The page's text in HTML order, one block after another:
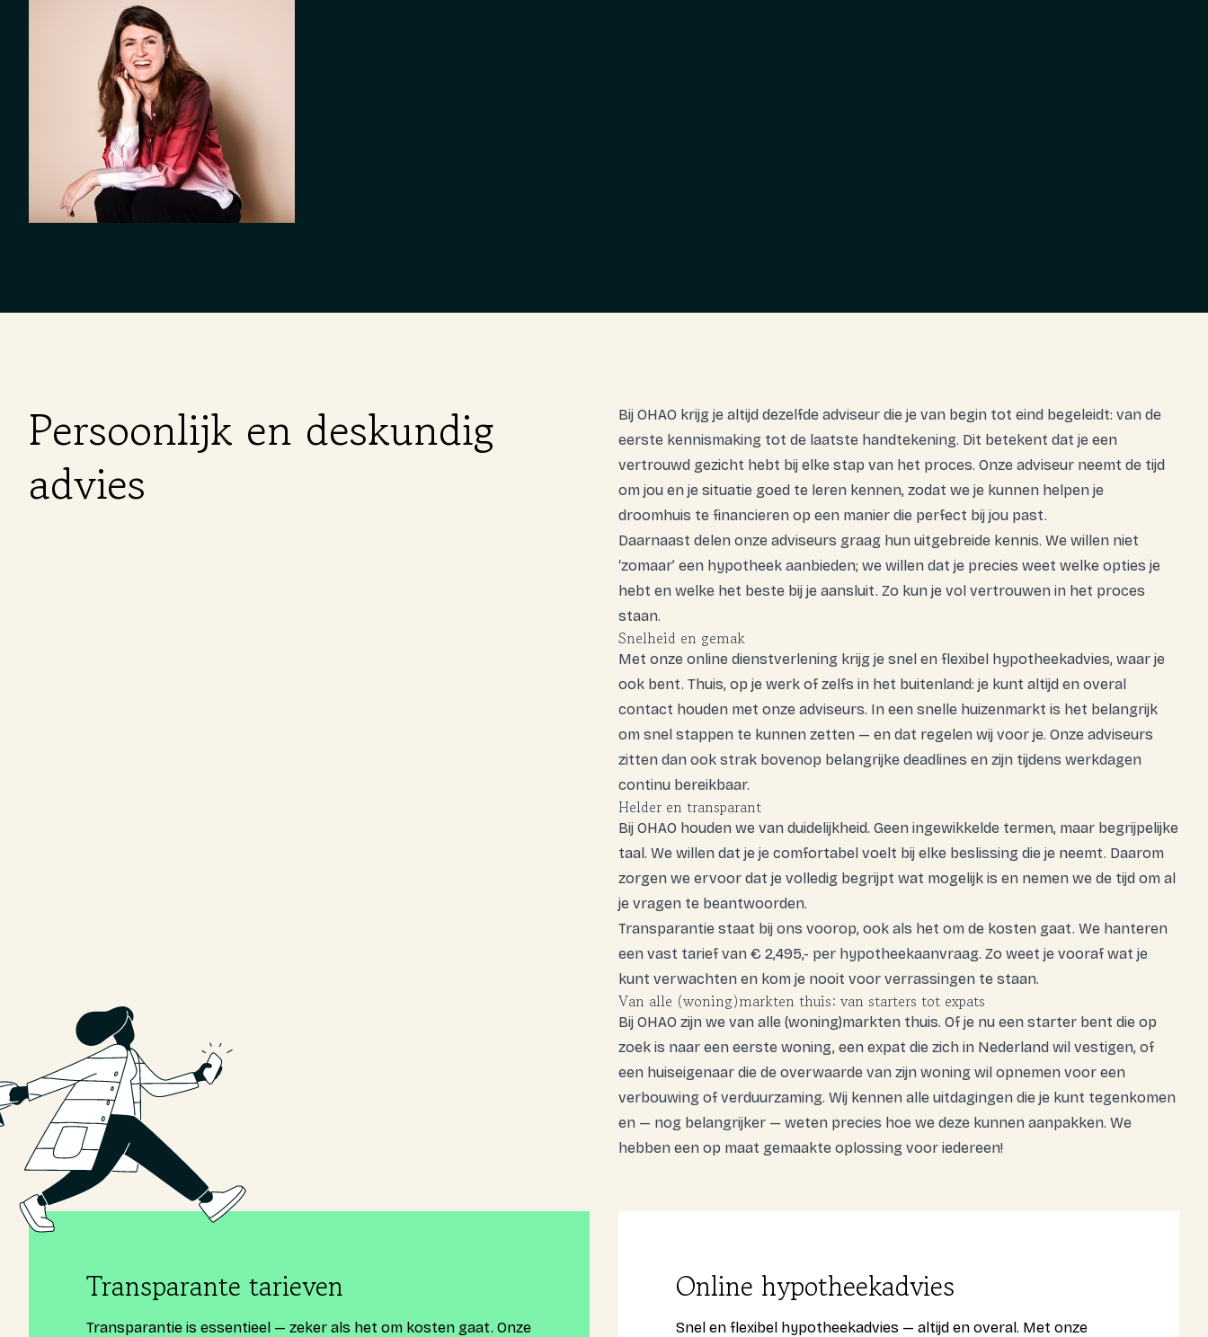
Persoonlijk en deskundig
advies
Bij OHAO krijg je altijd dezelfde adviseur die je van begin tot eind begeleidt: van de
eerste kennismaking tot de laatste handtekening. Dit betekent dat je een
vertrouwd gezicht hebt bij elke stap van het proces. Onze adviseur neemt de tijd
om jou en je situatie goed te leren kennen, zodat we je kunnen helpen je
droomhuis te financieren op een manier die perfect bij jou past.
Daarnaast delen onze adviseurs graag hun uitgebreide kennis. We willen niet
‘zomaar’ een hypotheek aanbieden; we willen dat je precies weet welke opties je
hebt en welke het beste bij je aansluit. Zo kun je vol vertrouwen in het proces
staan.
Snelheid en gemak
Met onze online dienstverlening krijg je snel en flexibel hypotheekadvies, waar je
ook bent. Thuis, op je werk of zelfs in het buitenland: je kunt altijd en overal
contact houden met onze adviseurs. In een snelle huizenmarkt is het belangrijk
om snel stappen te kunnen zetten — en dat regelen wij voor je. Onze adviseurs
zitten dan ook strak bovenop belangrijke deadlines en zijn tijdens werkdagen
continu bereikbaar.
Helder en transparant
Bij OHAO houden we van duidelijkheid. Geen ingewikkelde termen, maar begrijpelijke
taal. We willen dat je je comfortabel voelt bij elke beslissing die je neemt. Daarom
zorgen we ervoor dat je volledig begrijpt wat mogelijk is en nemen we de tijd om al
je vragen te beantwoorden.
Transparantie staat bij ons voorop, ook als het om de kosten gaat. We hanteren
een vast tarief van € 2,495,- per hypotheekaanvraag. Zo weet je vooraf wat je
kunt verwachten en kom je nooit voor verrassingen te staan.
Van alle (woning)markten thuis: van starters tot expats
Bij OHAO zijn we van alle (woning)markten thuis. Of je nu een starter bent die op
zoek is naar een eerste woning, een expat die zich in Nederland wil vestigen, of
een huiseigenaar die de overwaarde van zijn woning wil opnemen voor een
verbouwing of verduurzaming. Wij kennen alle uitdagingen die je kunt tegenkomen
en — nog belangrijker — weten precies hoe we deze kunnen aanpakken. We
hebben een op maat gemaakte oplossing voor iedereen!
Transparante tarieven
Transparantie is essentieel — zeker als het om kosten gaat. Onze
Online hypotheekadvies
Snel en flexibel hypotheekadvies — altijd en overal. Met onze